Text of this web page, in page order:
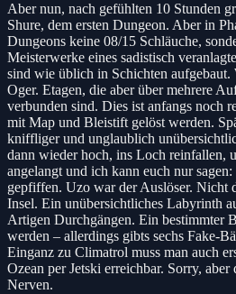
Aber nun, nach gefühlten 10 Stunden
Shure, dem ersten Dungeon. Aber in
Dungeons keine 08/15 Schläuche,
Meisterwerke eines sadistisch
sind wie üblich in Schichten
Oger. Etagen, die aber über mehrere
verbunden sind. Dies ist anfangs noch
mit Map und Bleistift gelöst werden.
kniffliger und unglaublich
dann wieder hoch, ins Loch reinfallen,
angelangt und ich kann euch nur
gepfiffen. Uzo war der Auslöser. Nicht
Insel. Ein unübersichtliches Labyrinth
Artigen Durchgängen. Ein bestimmter
werden – allerdings gibts sechs Fake-
Einganz zu Climatrol muss man auch
Ozean per Jetski erreichbar. Sorry,
Nerven.